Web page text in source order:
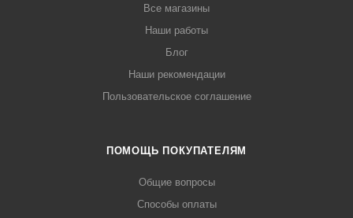
Все магазины
Наши работы
Блог
Наши рекомендации
Пользовательское соглашение
ПОМОЩЬ ПОКУПАТЕЛЯМ
Общие вопросы
Способы оплаты